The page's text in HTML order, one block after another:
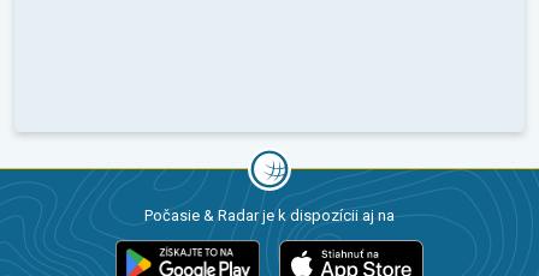
Počasie & Radar je k dispozícii aj na